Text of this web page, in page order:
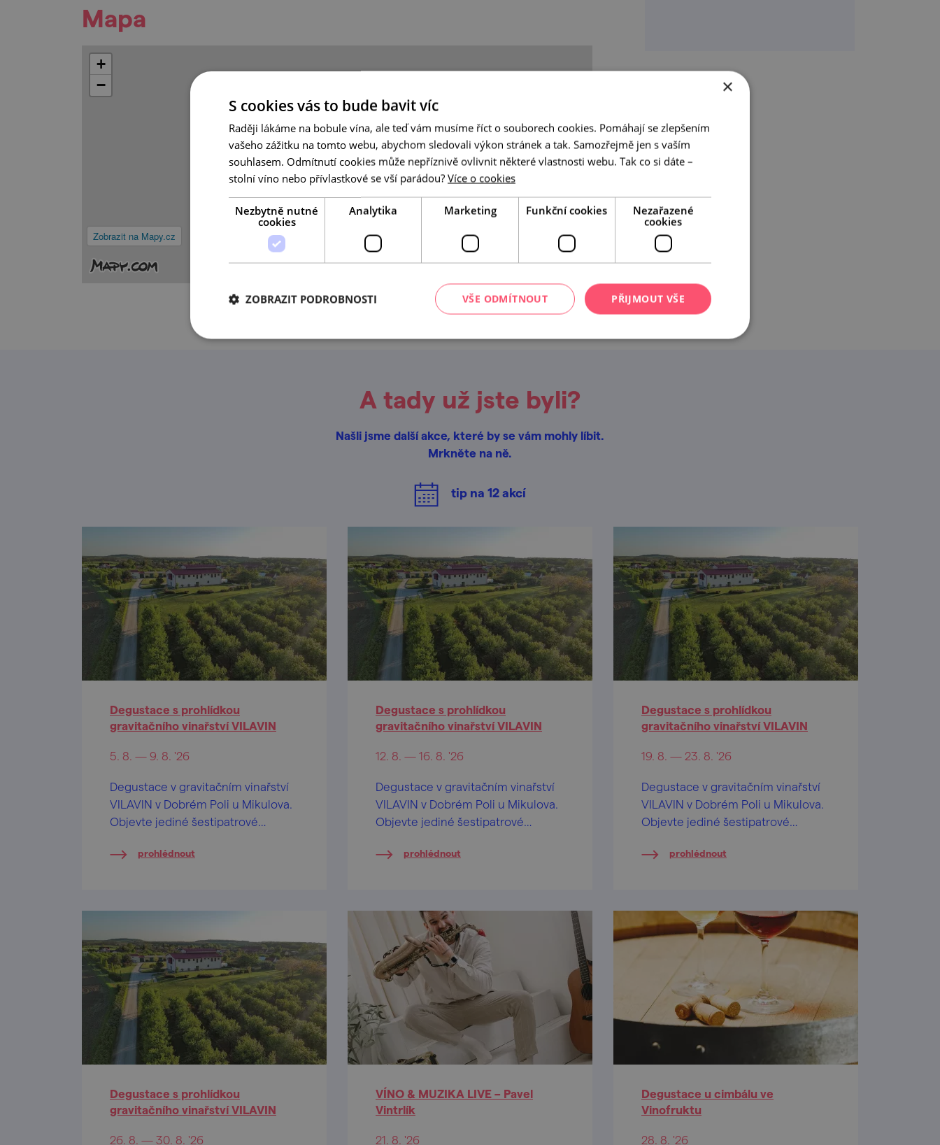
Mapa
Zobrazit na Mapy.cz
+
−
A tady už jste byli?
Našli jsme další akce, které by se vám mohly líbit.
Mrkněte na ně.
tip na 12akcí
Degustace s prohlídkou
gravitačního vinařství VILAVIN
5. 8. — 9. 8. '26
Degustace v gravitačním vinařství
VILAVIN v Dobrém Poli u Mikulova.
Objevte jediné šestipatrové
Evropě.prohlédnout
Degustace s prohlídkou
gravitačního vinařství VILAVIN
12. 8. — 16. 8. '26
Degustace v gravitačním vinařství
VILAVIN v Dobrém Poli u Mikulova.
Objevte jediné šestipatrové
Evropě.prohlédnout
Degustace s prohlídkou
gravitačního vinařství VILAVIN
19. 8. — 23. 8. '26
Degustace v gravitačním vinařství
VILAVIN v Dobrém Poli u Mikulova.
Objevte jediné šestipatrové
Evropě.prohlédnout
Degustace s prohlídkou
gravitačního vinařství VILAVIN
26. 8. — 30. 8. '26
VÍNO & MUZIKA LIVE – Pavel
Vintrlík
21. 8. '26
Degustace u cimbálu ve
Vinofruktu
28. 8. '26
×
S cookies vás to bude bavit víc
Raději lákáme na bobule vína, ale teď vám musíme říct o souborech cookies. Pomáhají se zlepšením
vašeho zážitku na tomto webu, abychom sledovali výkon stránek a tak. Samozřejmě jen s vaším
souhlasem. Odmítnutí cookies může nepříznivě ovlivnit některé vlastnosti webu. Tak co si dáte –
stolní víno nebo přívlastkové se vší parádou? Více o cookies
Nezbytně nutné
cookies
Analytika Marketing Funkční cookies
Nezařazené
cookies
PŘIJMOUT VŠE
VŠE ODMÍTNOUT
ZOBRAZIT PODROBNOSTI